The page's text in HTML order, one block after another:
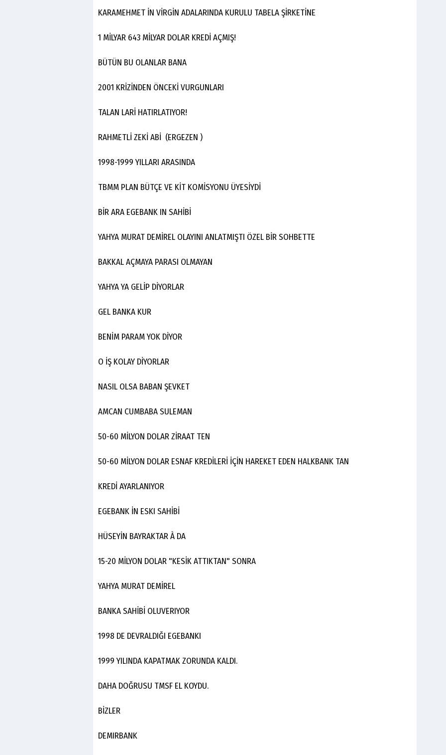
KARAMEHMET İN VİRGİN ADALARINDA KURULU TABELA ŞİRKETİNE
1 MİLYAR 643 MİLYAR DOLAR KREDİ AÇMIŞ!
BÜTÜN BU OLANLAR BANA
2001 KRİZİNDEN ÖNCEKİ VURGUNLARI
TALAN LARİ HATIRLATIYOR!
RAHMETLİ ZEKİ ABİ (ERGEZEN )
1998-1999 YILLARI ARASINDA
TBMM PLAN BÜTÇE VE KİT KOMİSYONU ÜYESİYDİ
BİR ARA EGEBANK IN SAHİBİ
YAHYA MURAT DEMİREL OLAYINI ANLATMIŞTI ÖZEL BİR SOHBETTE
BAKKAL AÇMAYA PARASI OLMAYAN
YAHYA YA GELİP DİYORLAR
GEL BANKA KUR
BENİM PARAM YOK DİYOR
O İŞ KOLAY DİYORLAR
NASIL OLSA BABAN ŞEVKET
AMCAN CUMBABA SULEMAN
50-60 MİLYON DOLAR ZİRAAT TEN
50-60 MİLYON DOLAR ESNAF KREDİLERİ İÇİN HAREKET EDEN HALKBANK TAN
KREDİ AYARLANIYOR
EGEBANK İN ESKI SAHİBİ
HÜSEYİN BAYRAKTAR À DA
15-20 MİLYON DOLAR "KESİK ATTIKTAN" SONRA
YAHYA MURAT DEMİREL
BANKA SAHİBİ OLUVERIYOR
1998 DE DEVRALDIĞI EGEBANKI
1999 YILINDA KAPATMAK ZORUNDA KALDI.
DAHA DOĞRUSU TMSF EL KOYDU.
BİZLER
DEMIRBANK